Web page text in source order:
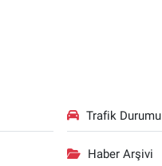
Trafik Durumu
Haber Arşivi